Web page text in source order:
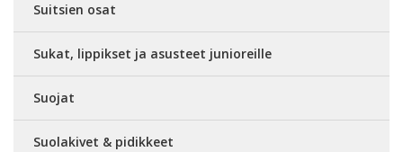
Suitsien osat
Sukat, lippikset ja asusteet junioreille
Suojat
Suolakivet & pidikkeet